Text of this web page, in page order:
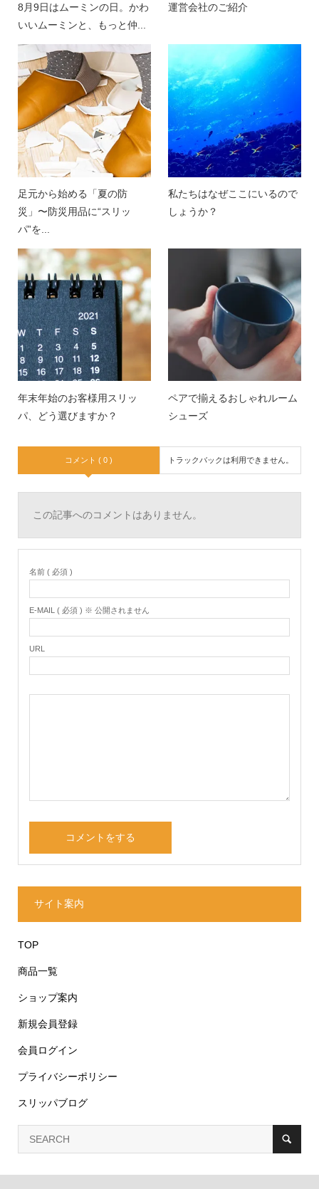
8月9日はムーミンの日。かわ
いいムーミンと、もっと仲...
運営会社のご紹介
足元から始める「夏の防
災」〜防災用品に“スリッ
パ”を...
私たちはなぜここにいるので
しょうか？
年末年始のお客様用スリッ
パ、どう選びますか？
ペアで揃えるおしゃれルーム
シューズ
コメント ( 0 ) トラックバックは利用できません。
この記事へのコメントはありません。
名前 ( 必須 )
E-MAIL ( 必須 ) ※ 公開されません
URL
サイト案内
TOP
商品一覧
ショップ案内
新規会員登録
会員ログイン
プライバシーポリシー
スリッパブログ